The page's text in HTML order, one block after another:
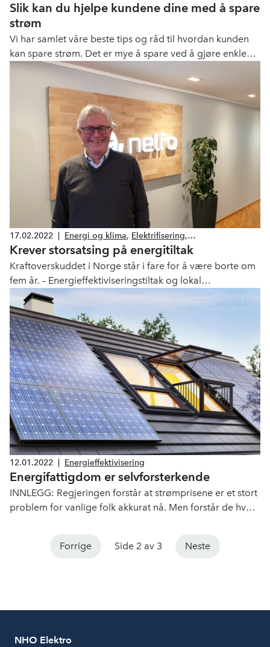
Slik kan du hjelpe kundene dine med å spare
strøm
Vi har samlet våre beste tips og råd til hvordan kunden
kan spare strøm. Det er mye å spare ved å gjøre enkle
grep.
17.02.2022 Energi og klima, Elektrifisering,
Energieffektivisering
Krever storsatsing på energitiltak
Kraftoverskuddet i Norge står i fare for å være borte om
fem år. – Energieffektiviseringstiltak og lokal
strømproduksjon kan bidra til å bøte på dette, men da
må regjeringen handle, sier Tore Strandskog i Nelfo.
Sammen med 26 andre organisasjoner krever Nelfo at
det bevilges én milliard kroner til slik støtte.
12.01.2022 Energieffektivisering
Energifattigdom er selvforsterkende
INNLEGG: Regjeringen forstår at strømprisene er et stort
problem for vanlige folk akkurat nå. Men forstår de hva
dette innlegget.
Forrige Side 2 av 3 Neste
NHO Elektro